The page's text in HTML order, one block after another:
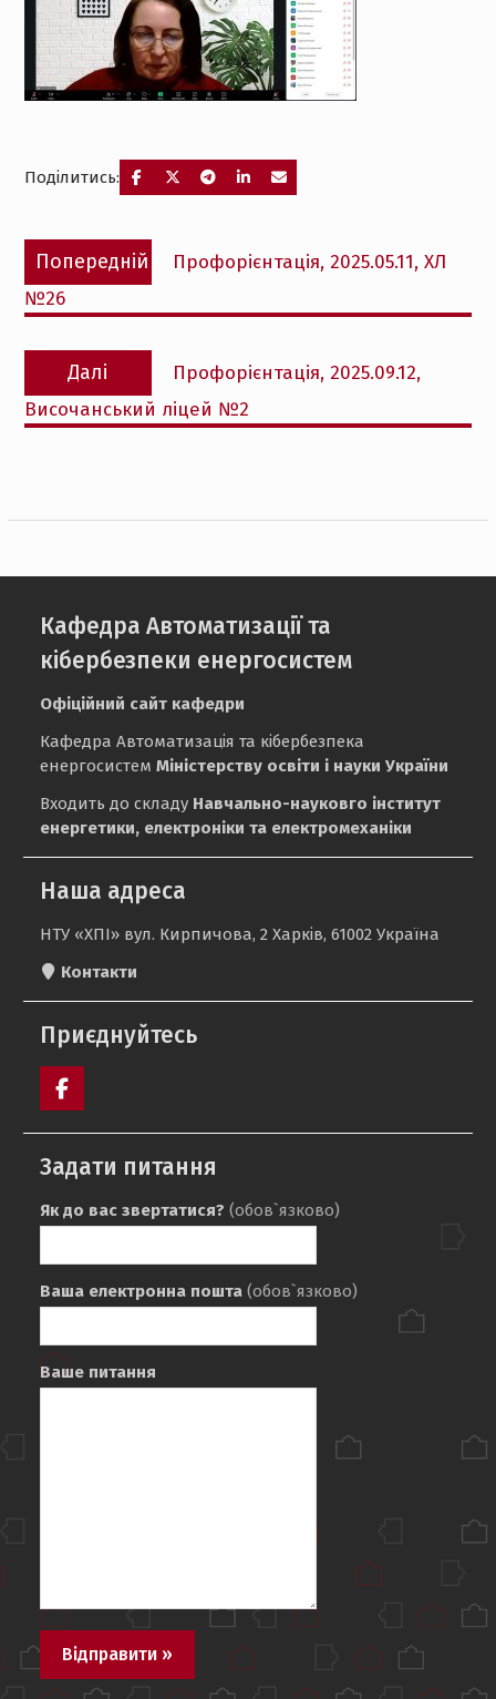
Поділитись:
Навігація
записів
Попередній
Попередній
запис:
Профорієнтація, 2025.05.11, ХЛ
№26
Далі
Наступний
запис:
Профорієнтація, 2025.09.12,
Височанський ліцей №2
Кафедра Автоматизації та
кібербезпеки енергосистем
Офіційний сайт кафедри
Кафедра Автоматизація та кібербезпека
енергосистемМіністерству освіти і науки України
Входить до складу Навчально-науковго інститут
енергетики, електроніки та електромеханіки
Наша адреса
НТУ «ХПІ» вул. Кирпичова, 2 Харків, 61002 Україна
Контакти
Приєднуйтесь
Задати питання
Як до вас звертатися? (обов`язково)
Ваша електронна пошта (обов`язково)
Ваше питання